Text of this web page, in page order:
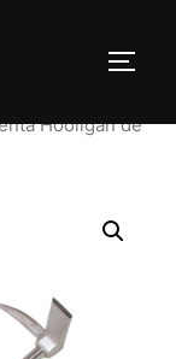
Hooligan de